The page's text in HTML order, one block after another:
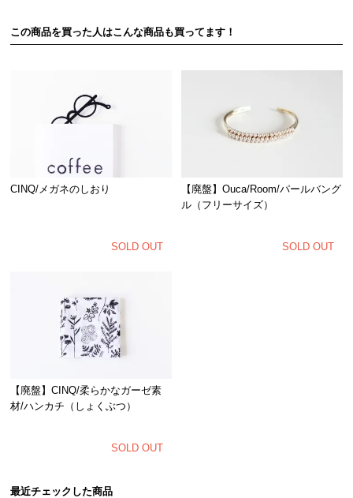
この商品を買った人はこんな商品も買ってます！
CINQ/メガネのしおり
SOLD OUT
【廃盤】Ouca/Room/パールバング
ル（フリーサイズ）
SOLD OUT
【廃盤】CINQ/柔らかなガーゼ素
材/ハンカチ（しょくぶつ）
SOLD OUT
最近チェックした商品